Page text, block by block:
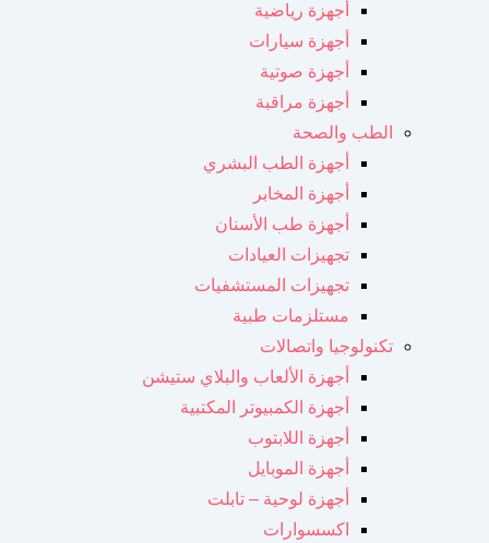
أجهزة رياضية
أجهزة سيارات
أجهزة صوتية
أجهزة مراقبة
الطب والصحة
أجهزة الطب البشري
أجهزة المخابر
أجهزة طب الأسنان
تجهيزات العيادات
تجهيزات المستشفيات
مستلزمات طبية
تكنولوجيا واتصالات
أجهزة الألعاب والبلاي ستيشن
أجهزة الكمبيوتر المكتبية
أجهزة اللابتوب
أجهزة الموبايل
أجهزة لوحية – تابلت
اكسسوارات